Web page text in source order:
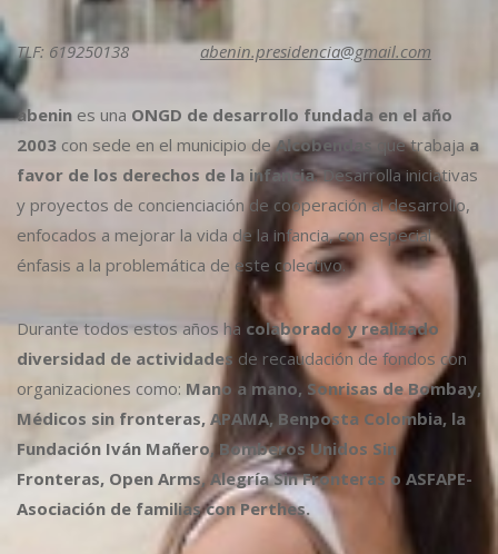
TLF: 619250138abenin.presidencia@gmail.com
abenin es una ONGD de desarrollo fundada en el año
2003 con sede en el municipio deAlcobendas que trabaja a
favor de los derechos de la infancia. Desarrolla iniciativas
y proyectos de concienciación de cooperación al desarrollo,
enfocados a mejorar la vida de la infancia, con especial
énfasis a la problemática de este colectivo.
Durante todos estos años ha colaborado y realizado
diversidad de actividades de recaudación de fondos con
organizaciones como: Mano a mano, Sonrisas de Bombay,
Médicos sin fronteras, APAMA, Benposta Colombia, la
Fundación Iván Mañero, Bomberos Unidos Sin
Fronteras, Open Arms, Alegría Sin Fronteras o ASFAPE-
Asociación de familias con Perthes.